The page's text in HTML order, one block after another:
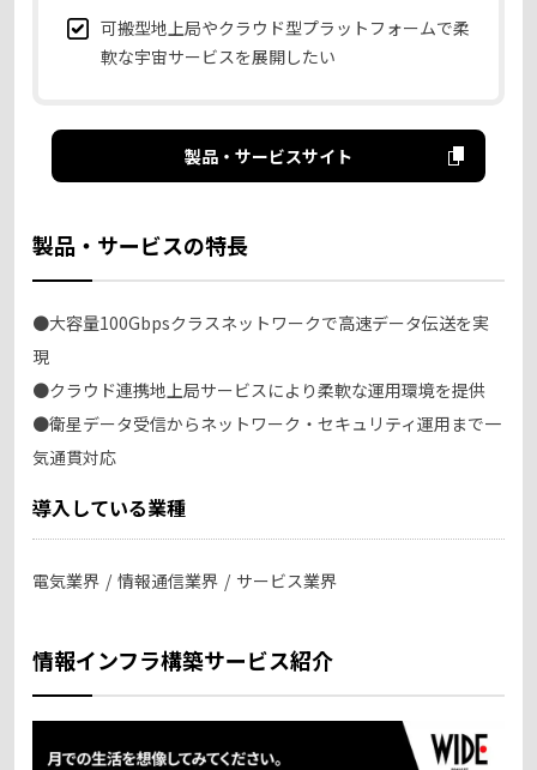
可搬型地上局やクラウド型プラットフォームで柔
軟な宇宙サービスを展開したい
製品・サービスサイト
製品・サービスの特長
●大容量100Gbpsクラスネットワークで高速データ伝送を実
現
●クラウド連携地上局サービスにより柔軟な運用環境を提供
●衛星データ受信からネットワーク・セキュリティ運用まで一
気通貫対応
導入している業種
電気業界 情報通信業界 サービス業界
情報インフラ構築サービス紹介